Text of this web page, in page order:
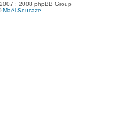
; 2008 phpBB Group
Maël Soucaze